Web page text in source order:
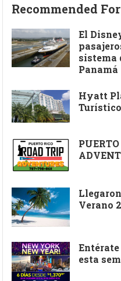
Recommended
El
sistema
Panamá
Hyatt
Verano
esta